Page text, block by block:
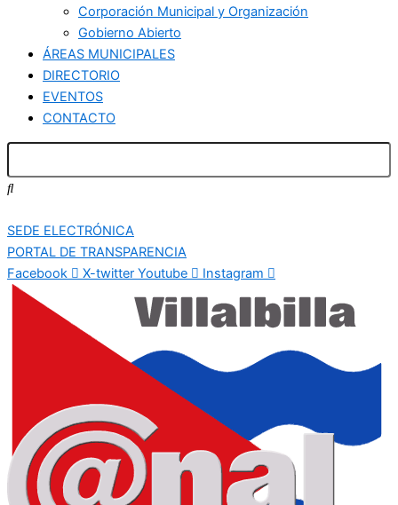
Corporación Municipal y Organización
Gobierno Abierto
ÁREAS MUNICIPALES
DIRECTORIO
EVENTOS
CONTACTO
SEDE ELECTRÓNICA
PORTAL DE TRANSPARENCIA
Facebook
X-twitter Youtube Instagram